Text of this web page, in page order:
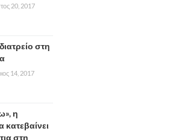
20, 2017
στη
14, 2017
η
κατεβαίνει
στη